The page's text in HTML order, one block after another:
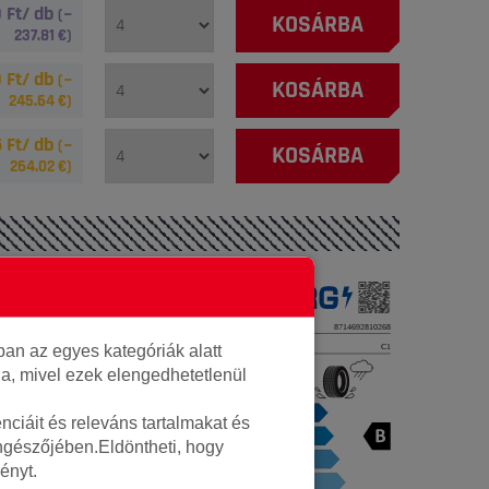
Ft/ db (~
237.81 €) KOSÁRBA
Ft/ db (~
245.64€) KOSÁRBA
Ft/ db (~
264.02€) KOSÁRBA
8714692810268
az egyes kategóriák alatt
mivel ezek elengedhetetlenül
és releváns tartalmakat és
hogy